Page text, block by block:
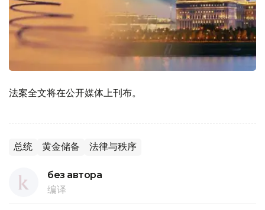
法案全文将在公开媒体上刊布。
总统 黄金储备 法律与秩序
без автора
编译